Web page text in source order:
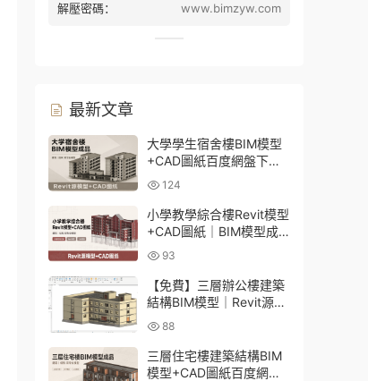
解壓密碼：
www.bimzyw.com
最新文章
大學學生宿舍樓BIM模型
+CAD圖紙百度網盤下載
｜建築結構全套Revit源文
件
124
小學教學綜合樓Revit模型
+CAD圖紙｜BIM模型成
品百度網盤下載
93
【免費】三層辦公樓建築
結構BIM模型｜Revit源文
件百度網盤下載
88
三層住宅樓建築結構BIM
模型+CAD圖紙百度網盤